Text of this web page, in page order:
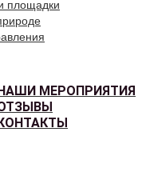
площадки
МЕРОПРИЯТИЯ